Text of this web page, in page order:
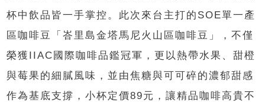
杯中飲品皆一手掌控。此次來台主打的SOE單一產
區咖啡豆「峇里島金塔馬尼火山區咖啡豆」，不僅
榮獲IIAC國際咖啡品鑑冠軍，更以熱帶水果、甜橙
與莓果的細膩風味，並由焦糖與可可碎的濃郁甜感
作為基底支撐，小杯定價89元，讓精品咖啡高貴不